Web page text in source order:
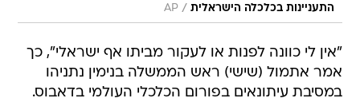
התעניינות בכלכלה הישראלית /
AP
"אין לי כוונה לפנות או לעקור מביתו אף ישראלי", כך
אמר אתמול (שישי) ראש הממשלה בנימין נתניהו
במסיבת עיתונאים בפורום הכלכלי העולמי בדאבוס.